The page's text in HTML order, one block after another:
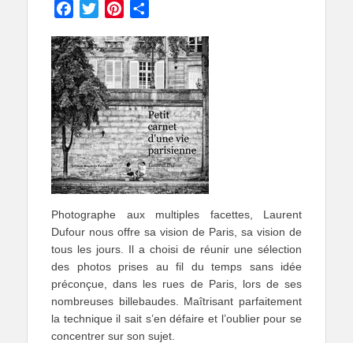
Facebook
TwitterPinterest
Photographe aux multiples facettes, Laurent
Dufour nous offre sa vision de Paris, sa vision de
tous les jours. Il a choisi de réunir une sélection
des photos prises au fil du temps sans idée
préconçue, dans les rues de Paris, lors de ses
nombreuses billebaudes. Maîtrisant parfaitement
la technique il sait s’en défaire et l’oublier pour se
concentrer sur son sujet.